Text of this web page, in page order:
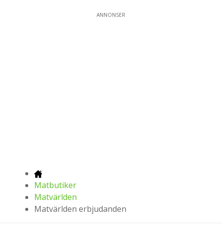
ANNONSER
Matbutiker
Matvärlden
Matvärlden erbjudanden